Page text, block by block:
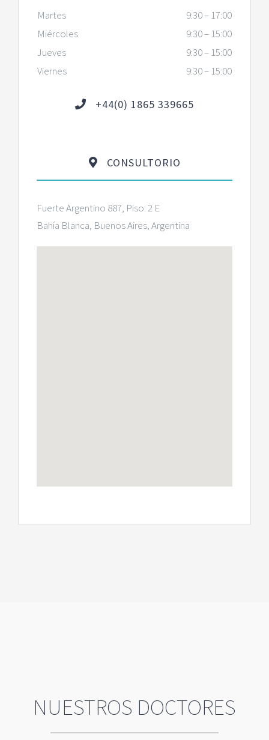
Martes
9:30 – 17:00
Miércoles
9:30 – 15:00
Jueves
9:30 – 15:00
Viernes
9:30 – 15:00
+44(0) 1865 339665
CONSULTORIO
Fuerte Argentino 887, Piso: 2 E
Bahía Blanca, Buenos Aires, Argentina
NUESTROS DOCTORES